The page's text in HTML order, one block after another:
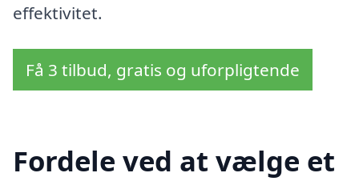
effektivitet.
Få 3 tilbud, gratis og uforpligtende
Fordele ved at vælge et